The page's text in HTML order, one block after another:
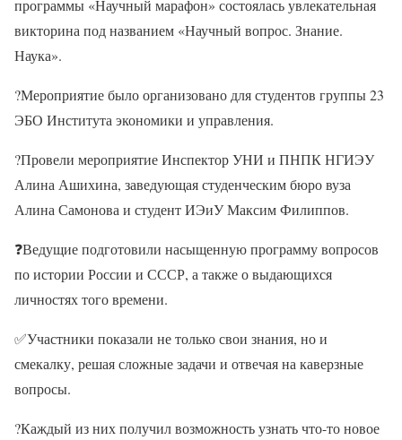
программы «Научный марафон» состоялась увлекательная
викторина под названием «Научный вопрос. Знание.
Наука».
?Мероприятие было организовано для студентов группы 23
ЭБО Института экономики и управления.
?Провели мероприятие Инспектор УНИ и ПНПК НГИЭУ
Алина Ашихина, заведующая студенческим бюро вуза
Алина Самонова и студент ИЭиУ Максим Филиппов.
❓Ведущие подготовили насыщенную программу вопросов
по истории России и СССР, а также о выдающихся
личностях того времени.
✅Участники показали не только свои знания, но и
смекалку, решая сложные задачи и отвечая на каверзные
вопросы.
?Каждый из них получил возможность узнать что-то новое